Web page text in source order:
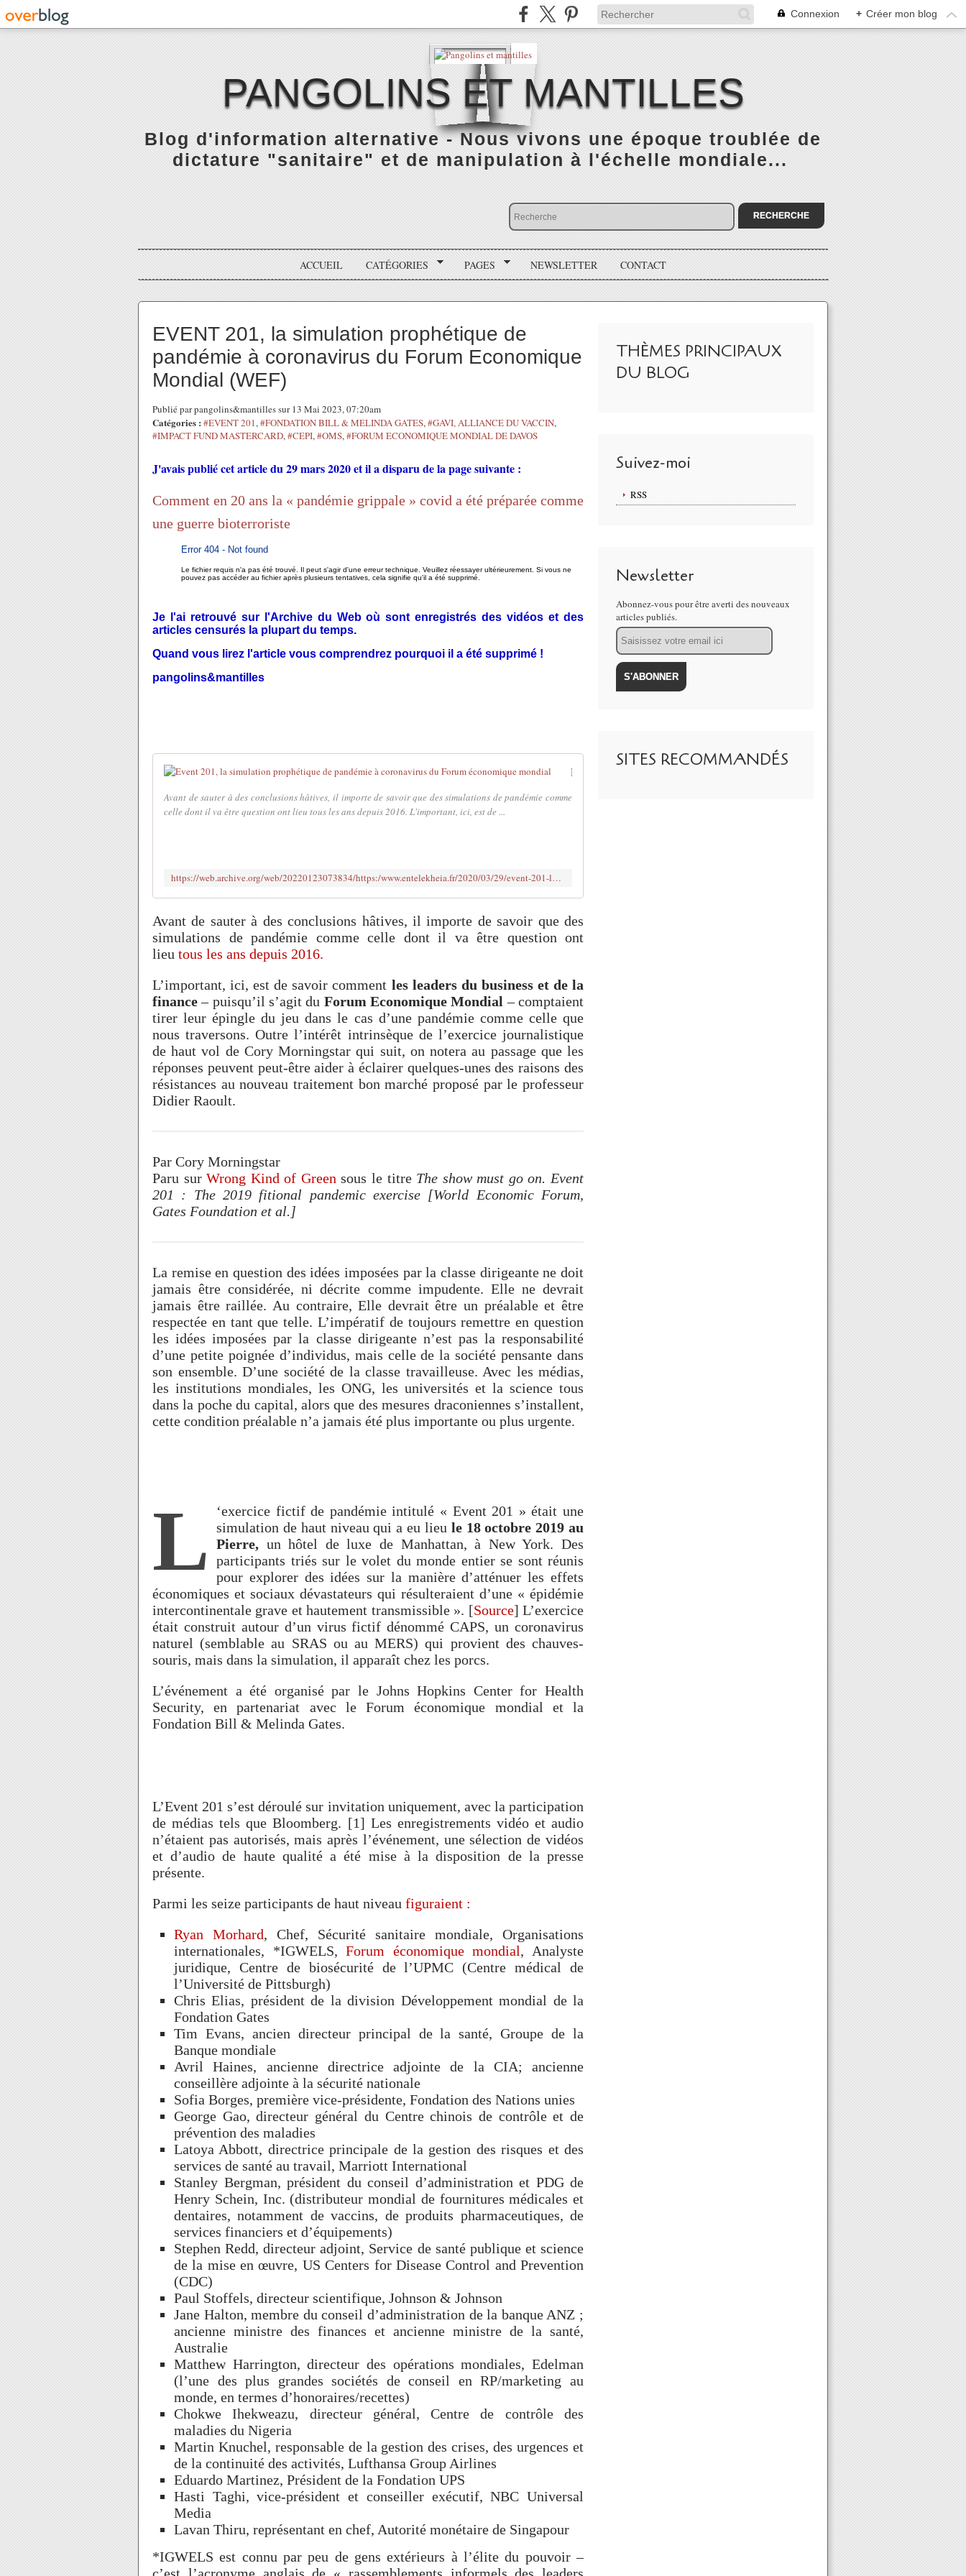
Connexion + Créer mon blog
PANGOLINS ET MANTILLES
Blog d'information alternative - Nous vivons une époque troublée de
dictature "sanitaire" et de manipulation à l'échelle mondiale...
ACCUEIL CATÉGORIES PAGES NEWSLETTER CONTACT
EVENT 201, la simulation prophétique de
pandémie à coronavirus du Forum Economique
Mondial (WEF)
Publié par pangolins&mantilles sur 13 Mai 2023, 07:20am
Catégories : #EVENT 201,#FONDATION BILL & MELINDA GATES,#GAVI, ALLIANCE DU VACCIN,
#IMPACT FUND MASTERCARD,#CEPI,#OMS,#FORUM ECONOMIQUE MONDIAL DE DAVOS
J'avais publié cet article du 29 mars 2020 et il a disparu de la page suivante :
Comment en 20 ans la « pandémie grippale » covid a été préparée comme
une guerre bioterroriste
Error 404 - Not found
Le fichier requis n'a pas été trouvé. Il peut s'agir d'une erreur technique. Veuillez réessayer ultérieurement. Si vous ne
pouvez pas accéder au fichier après plusieurs tentatives, cela signifie qu'il a été supprimé.
Je l'ai retrouvé sur l'Archive du Web où sont enregistrés des vidéos et des
articles censurés la plupart du temps.
Quand vous lirez l'article vous comprendrez pourquoi il a été supprimé !
pangolins&mantilles
Avant de sauter à des conclusions hâtives, il importe de savoir que des simulations de pandémie comme
celle dont il va être question ont lieu tous les ans depuis 2016. L'important, ici, est de ...
https://web.archive.org/web/20220123073834/https:/www.entelekheia.fr/2020/03/29/event-201-la-simulation-prophetique-de-pandemie-a-coronavirus-du-forum-economique-mondial/
Avant de sauter à des conclusions hâtives, il importe de savoir que des
simulations de pandémie comme celle dont il va être question ont
lieu tous les ans depuis 2016.
L’important, ici, est de savoir comment les leaders du business et de la
finance– puisqu’il s’agit du Forum Economique Mondial – comptaient
tirer leur épingle du jeu dans le cas d’une pandémie comme celle que
nous traversons. Outre l’intérêt intrinsèque de l’exercice journalistique
de haut vol de Cory Morningstar qui suit, on notera au passage que les
réponses peuvent peut-être aider à éclairer quelques-unes des raisons des
résistances au nouveau traitement bon marché proposé par le professeur
Didier Raoult.
Par Cory Morningstar
Paru sur Wrong Kind of Green sous le titre The show must go on. Event
201 : The 2019 fitional pandemic exercise [World Economic Forum,
Gates Foundation et al.]
La remise en question des idées imposées par la classe dirigeante ne doit
jamais être considérée, ni décrite comme impudente. Elle ne devrait
jamais être raillée. Au contraire, Elle devrait être un préalable et être
respectée en tant que telle. L’impératif de toujours remettre en question
les idées imposées par la classe dirigeante n’est pas la responsabilité
d’une petite poignée d’individus, mais celle de la société pensante dans
son ensemble. D’une société de la classe travailleuse. Avec les médias,
les institutions mondiales, les ONG, les universités et la science tous
dans la poche du capital, alors que des mesures draconiennes s’installent,
cette condition préalable n’a jamais été plus importante ou plus urgente.
L
‘exercice fictif de pandémie intitulé « Event 201 » était une
simulation de haut niveau qui a eu lieu le 18 octobre 2019 au
Pierre, un hôtel de luxe de Manhattan, à New York. Des
participants triés sur le volet du monde entier se sont réunis
pour explorer des idées sur la manière d’atténuer les effets
économiques et sociaux dévastateurs qui résulteraient d’une « épidémie
intercontinentale grave et hautement transmissible ». [Source] L’exercice
était construit autour d’un virus fictif dénommé CAPS, un coronavirus
naturel (semblable au SRAS ou au MERS) qui provient des chauves-
souris, mais dans la simulation, il apparaît chez les porcs.
L’événement a été organisé par le Johns Hopkins Center for Health
Security, en partenariat avec le Forum économique mondial et la
Fondation Bill & Melinda Gates.
L’Event 201 s’est déroulé sur invitation uniquement, avec la participation
de médias tels que Bloomberg. [1] Les enregistrements vidéo et audio
n’étaient pas autorisés, mais après l’événement, une sélection de vidéos
et d’audio de haute qualité a été mise à la disposition de la presse
présente.
Parmi les seize participants de haut niveau figuraient :
Ryan Morhard, Chef, Sécurité sanitaire mondiale, Organisations
internationales, *IGWELS, Forum économique mondial, Analyste
juridique, Centre de biosécurité de l’UPMC (Centre médical de
l’Université de Pittsburgh)
Chris Elias, président de la division Développement mondial de la
Fondation Gates
Tim Evans, ancien directeur principal de la santé, Groupe de la
Banque mondiale
Avril Haines, ancienne directrice adjointe de la CIA; ancienne
conseillère adjointe à la sécurité nationale
Sofia Borges, première vice-présidente, Fondation des Nations unies
George Gao, directeur général du Centre chinois de contrôle et de
prévention des maladies
Latoya Abbott, directrice principale de la gestion des risques et des
services de santé au travail, Marriott International
Stanley Bergman, président du conseil d’administration et PDG de
Henry Schein, Inc. (distributeur mondial de fournitures médicales et
dentaires, notamment de vaccins, de produits pharmaceutiques, de
services financiers et d’équipements)
Stephen Redd, directeur adjoint, Service de santé publique et science
de la mise en œuvre, US Centers for Disease Control and Prevention
(CDC)
Paul Stoffels, directeur scientifique, Johnson & Johnson
Jane Halton, membre du conseil d’administration de la banque ANZ ;
ancienne ministre des finances et ancienne ministre de la santé,
Australie
Matthew Harrington, directeur des opérations mondiales, Edelman
(l’une des plus grandes sociétés de conseil en RP/marketing au
monde, en termes d’honoraires/recettes)
Chokwe Ihekweazu, directeur général, Centre de contrôle des
maladies du Nigeria
Martin Knuchel, responsable de la gestion des crises, des urgences et
de la continuité des activités, Lufthansa Group Airlines
Eduardo Martinez, Président de la Fondation UPS
Hasti Taghi, vice-président et conseiller exécutif, NBC Universal
Media
Lavan Thiru, représentant en chef, Autorité monétaire de Singapour
*IGWELS est connu par peu de gens extérieurs à l’élite du pouvoir –
THÈMES PRINCIPAUX
DU BLOG
Suivez-moi
RSS
Newsletter
Abonnez-vous pour être averti des nouveaux
articles publiés.
Email
SITES RECOMMANDÉS